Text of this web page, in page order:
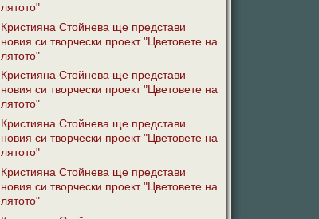
лятото"
Кристияна Стойнева ще представи
новия си творчески проект "Цветовете на
лятото"
Кристияна Стойнева ще представи
новия си творчески проект "Цветовете на
лятото"
Кристияна Стойнева ще представи
новия си творчески проект "Цветовете на
лятото"
Кристияна Стойнева ще представи
новия си творчески проект "Цветовете на
лятото"